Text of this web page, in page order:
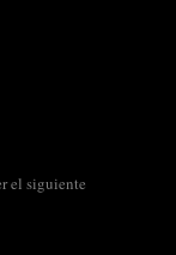
el siguiente